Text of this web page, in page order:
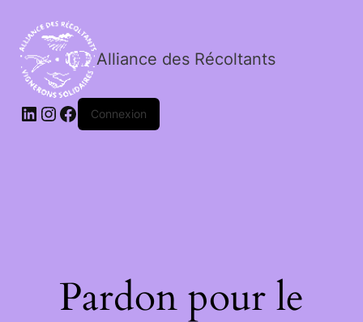
Alliance des Récoltants
Connexion
Pardon pour le